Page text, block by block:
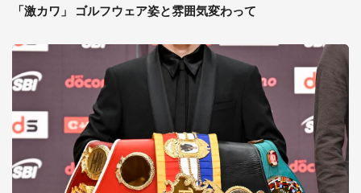
「激カワ」 ゴルフウェア姿と雰囲気変わって